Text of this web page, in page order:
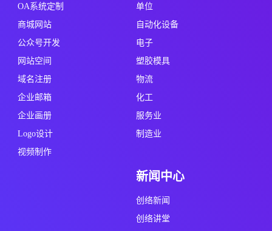
OA系统定制
商城网站
公众号开发
网站空间
域名注册
企业邮箱
企业画册
Logo设计
视频制作
单位
自动化设备
电子
塑胶模具
物流
化工
服务业
制造业
新闻中心
创络新闻
创络讲堂